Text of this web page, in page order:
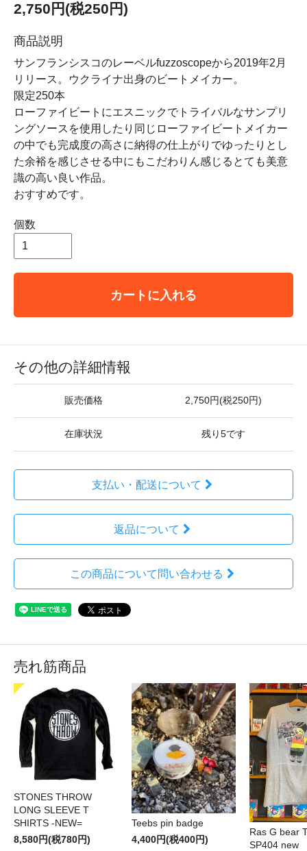
2,750円(税250円)
商品説明
サンフランシスコのレーベルfuzzoscopeから2019年2月
リリース。ウクライナ出身のビートメイカー。
限定250本
ローファイビートにエスニックでトライバルなサンプリ
ングソースを使用したり同じローファイビートメイカー
の中でも完成度の高さに納得の仕上がりでゆったりとし
た余裕を感じさせる中にもこだわりん感じるとても美意
識の高い良い作品。
おすすめです。
個数
カートに入れる
その他の詳細情報
販売価格 2,750円(税250円)
在庫状況 残り5です
支払い・配送について
返品について
この商品について問い合わせる
売れ筋商品
STONES THROW
LONG SLEEVE T
SHIRTS -NEW=
8,580円(税780円)
Teebs pin badge
4,400円(税400円)
Ras G bear
SP404 new